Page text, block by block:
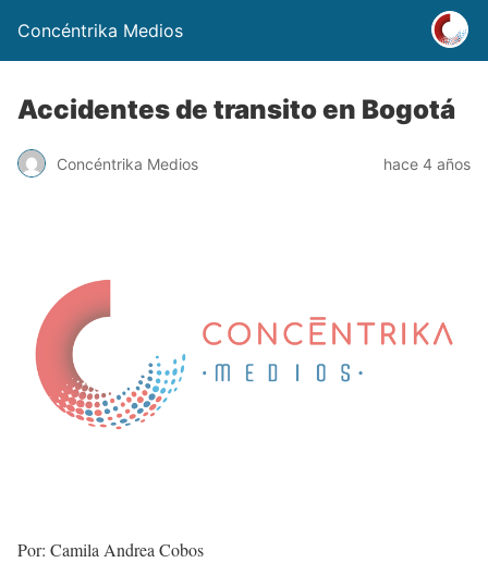
Concéntrika Medios
Accidentes de transito en Bogotá
Concéntrika Medios hace 4 años
Por: Camila Andrea Cobos